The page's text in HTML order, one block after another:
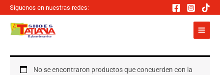
contenido
Síguenos en nuestras redes:
No se encontraron productos que concuerden con la